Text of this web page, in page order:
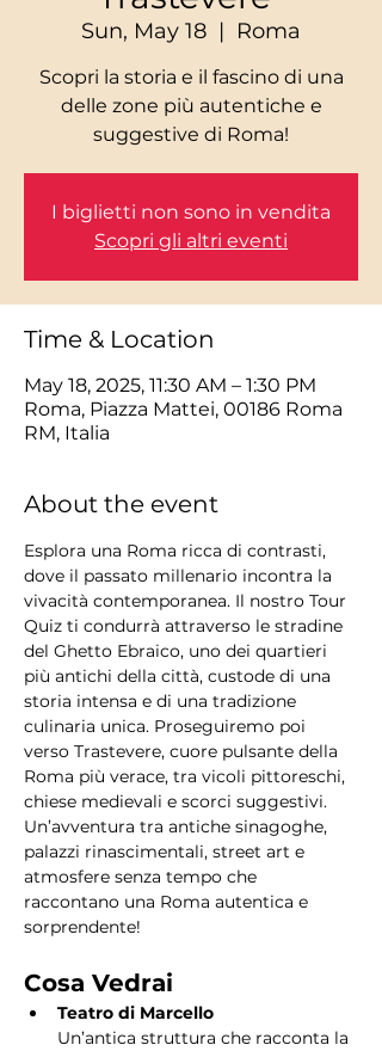
Sun, May 18
  |
Roma
Scopri la storia e il fascino di una
delle zone più autentiche e
I biglietti non sono in vendita
Scopri gli altri eventi
Time & Location
May 18, 2025, 11:30 AM – 1:30 PM
Roma, Piazza Mattei, 00186 Roma
RM, Italia
About the event
Esplora una Roma ricca di contrasti,
dove il passato millenario incontra la
vivacità contemporanea. Il nostro Tour
Quiz ti condurrà attraverso le stradine
del Ghetto Ebraico, uno dei quartieri
più antichi della città, custode di una
storia intensa e di una tradizione
culinaria unica. Proseguiremo poi
verso Trastevere, cuore pulsante della
Roma più verace, tra vicoli pittoreschi,
chiese medievali e scorci suggestivi.
Un’avventura tra antiche sinagoghe,
palazzi rinascimentali, street art e
atmosfere senza tempo che
raccontano una Roma autentica e
sorprendente!
Cosa Vedrai
Teatro di Marcello
Un’antica struttura che racconta la